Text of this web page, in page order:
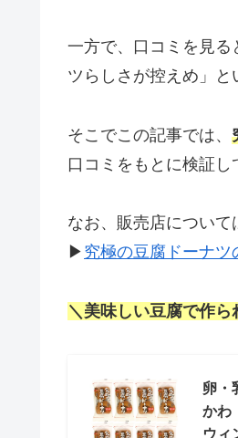
一方で、口コミを見
ツらしさが控えめ」と
そこでこの記事では、
口コミをもとに検証し
なお、販売店について
▶ 究極の豆腐ドーナツ
＼美味しい豆腐で作ら
卵・
か
ウィ